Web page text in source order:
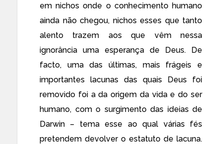
em nichos onde o conhecimento humano
ainda não chegou, nichos esses que tanto
alento trazem aos que vêm nessa
ignorância uma esperança de Deus. De
facto, uma das últimas, mais frágeis e
importantes lacunas das quais Deus foi
removido foi a da origem da vida e do ser
humano, com o surgimento das ideias de
Darwin – tema esse ao qual várias fés
pretendem devolver o estatuto de lacuna.